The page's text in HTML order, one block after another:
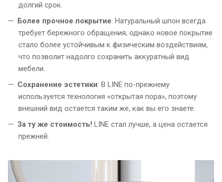
долгий срок.
Более прочное покрытие: Натуральный шпон всегда
требует бережного обращения, однако новое покрытие
стало более устойчивым к физическим воздействиям,
что позволит надолго сохранить аккуратный вид
мебели.
Сохранение эстетики: В LINE по-прежнему
используется технология «открытая пора», поэтому
внешний вид остается таким же, как вы его знаете.
За ту же стоимость! LINE стал лучше, а цена остается
прежней.